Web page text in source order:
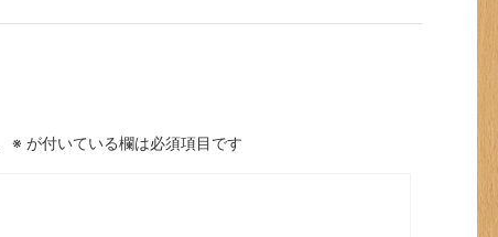
※ が付いている欄は必須項目です